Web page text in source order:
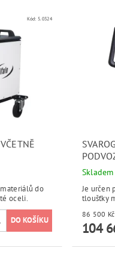
Kód: 5.0324
do
oceli.
Skladem
Je určen
tloušťky
104